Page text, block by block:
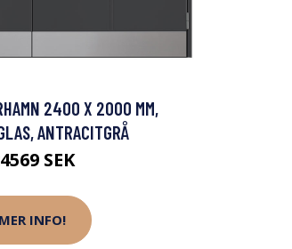
2400 X 2000 MM,
ANTRACITGRÅ
SEK
MER INFO!